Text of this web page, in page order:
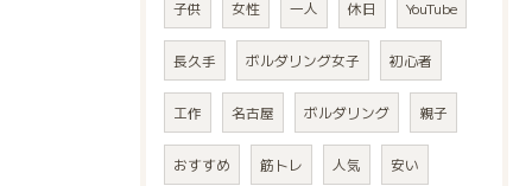
子供 女性 一人 休日 YouTube
長久手 ボルダリング女子 初心者
工作 名古屋 ボルダリング 親子
おすすめ 筋トレ 人気 安い